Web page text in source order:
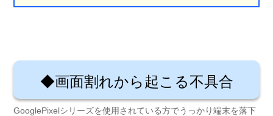
◆画面割れから起こる不具合
GooglePixelシリーズを使用されている方でうっかり端末を落下